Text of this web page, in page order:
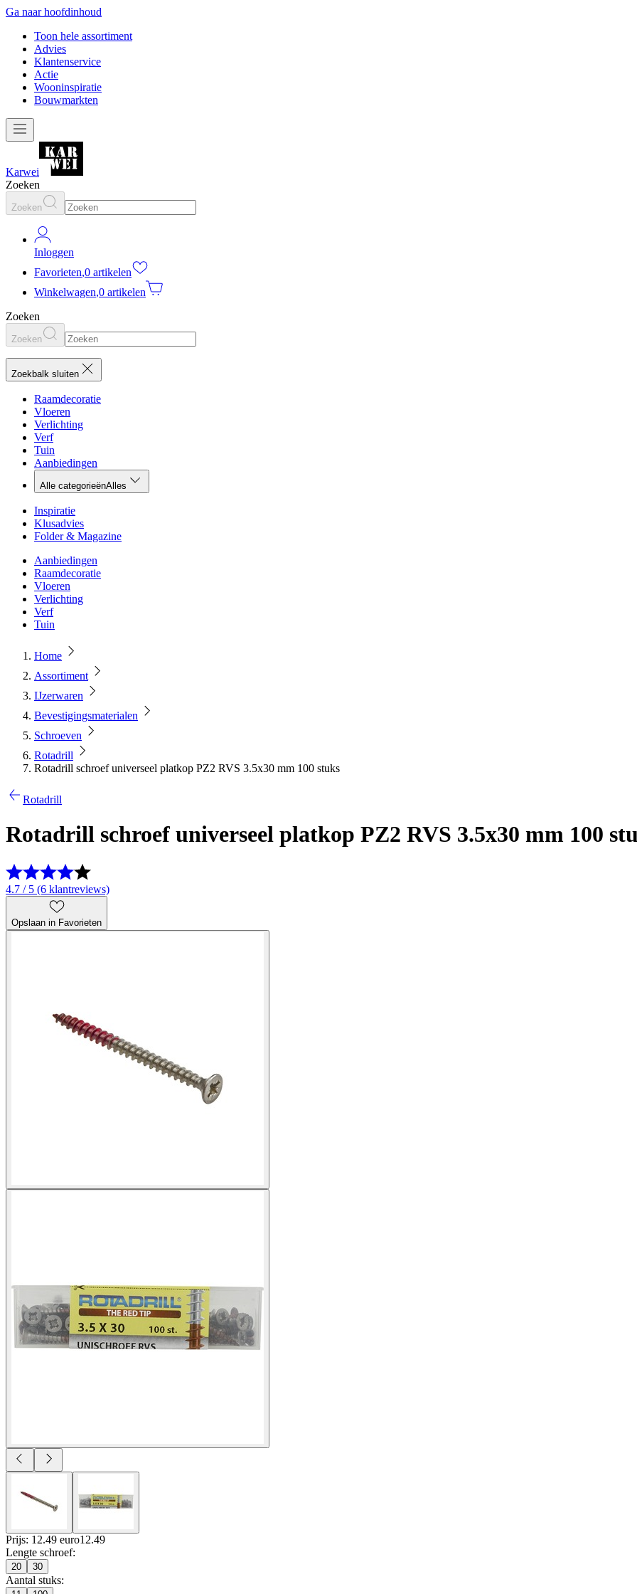
Ga naar hoofdinhoud
Toon hele assortiment
Advies
Klantenservice
Actie
Wooninspiratie
Bouwmarkten
Karwei
Zoeken
Zoeken
Inloggen
Favorieten,0 artikelen
Winkelwagen,0 artikelen
Zoeken
Zoeken
Zoekbalk sluiten
Raamdecoratie
Vloeren
Verlichting
Verf
Tuin
Aanbiedingen
Alle categorieënAlles
Inspiratie
Klusadvies
Folder & Magazine
Aanbiedingen
Raamdecoratie
Vloeren
Verlichting
Verf
Tuin
Home
Assortiment
IJzerwaren
Bevestigingsmaterialen
Schroeven
Rotadrill
Rotadrill schroef universeel platkop PZ2 RVS 3.5x30 mm 100 stuks
Rotadrill
Rotadrill schroef universeel platkop PZ2 RVS 3.5x30 mm 100
4.7 / 5 (6 klantreviews)
Opslaan in Favorieten
Prijs: 12.49 euro12.49
Lengte schroef:
20 30
Aantal stuks: